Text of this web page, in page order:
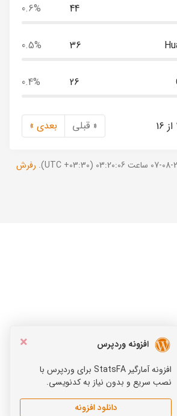
44
0.6%
36
0.5%
26
0.4%
« قبلی بعدی »
رفرش
×
افزونه وردپرس
افزونه آمارگیر StatsFA برای وردپرس با
نصب سریع و بدون نیاز به کدنویسی.
دانلود افزونه